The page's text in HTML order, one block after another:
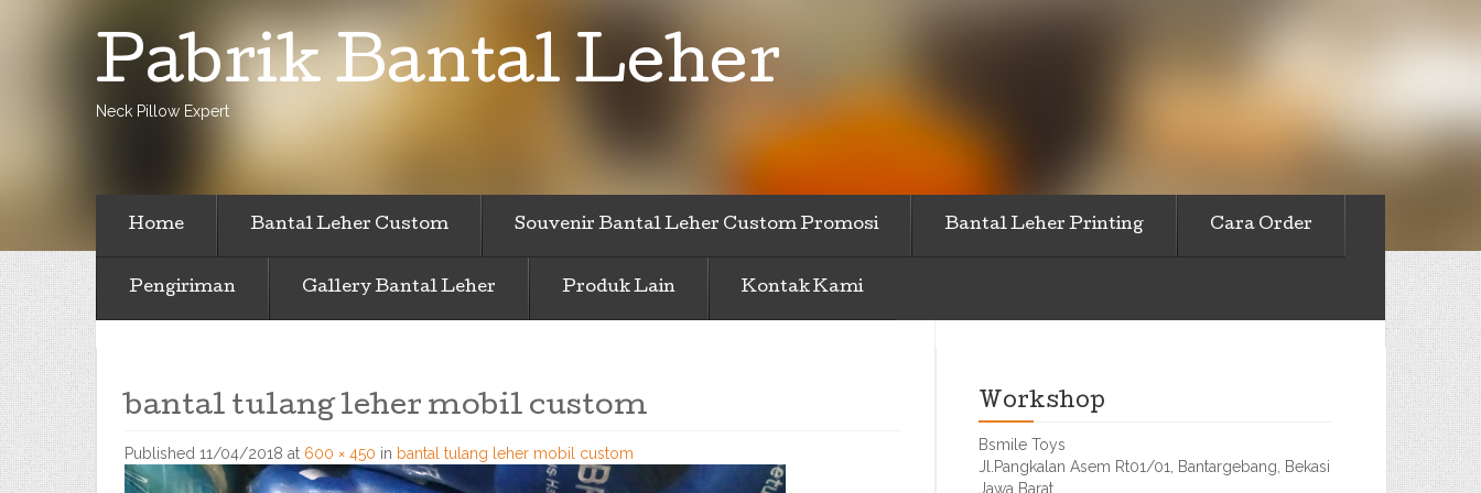
Pabrik Bantal Leher
Neck Pillow Expert
Home Bantal Leher Custom Souvenir Bantal Leher Custom Promosi Bantal Leher Printing Cara Order
Pengiriman Gallery Bantal Leher Produk Lain Kontak Kami
bantal tulang leher mobil custom
Published 11/04/2018 at 600 × 450 in bantal tulang leher mobil custom
Workshop
Bsmile Toys
Jl.Pangkalan Asem Rt01/01, Bantargebang, Bekasi
Jawa Barat